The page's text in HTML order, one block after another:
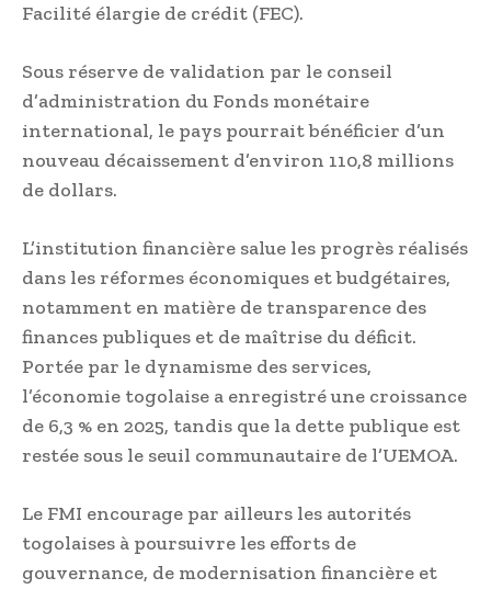
Facilité élargie de crédit (FEC).
Sous réserve de validation par le conseil
d’administration du Fonds monétaire
international, le pays pourrait bénéficier d’un
nouveau décaissement d’environ 110,8 millions
de dollars.
L’institution financière salue les progrès réalisés
dans les réformes économiques et budgétaires,
notamment en matière de transparence des
finances publiques et de maîtrise du déficit.
Portée par le dynamisme des services,
l’économie togolaise a enregistré une croissance
de 6,3 % en 2025, tandis que la dette publique est
restée sous le seuil communautaire de l’UEMOA.
Le FMI encourage par ailleurs les autorités
togolaises à poursuivre les efforts de
gouvernance, de modernisation financière et